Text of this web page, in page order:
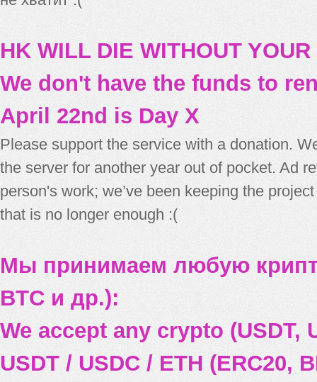
HK WILL DIE WITHOUT
We don't have the funds to
April 22nd is Day X
Please support the service with a donation.
the server for another year out of pocket. Ad
person's work; we’ve been keeping the
that is no longer enough :(
Мы принимаем любую
BTC и др.):
We accept any crypto (USDT,
USDT / USDC / ETH (ERC20,